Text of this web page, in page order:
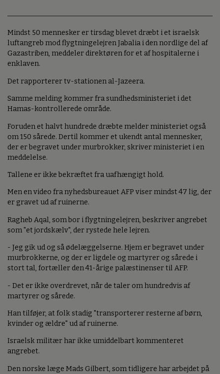
Mindst 50 mennesker er tirsdag blevet dræbt i et israelsk
luftangreb mod flygtningelejren Jabalia i den nordlige del af
Gazastriben, meddeler direktøren for et af hospitalerne i
enklaven.
Det rapporterer tv-stationen al-Jazeera.
Samme melding kommer fra sundhedsministeriet i det
Hamas-kontrollerede område.
Foruden et halvt hundrede dræbte melder ministeriet også
om 150 sårede. Dertil kommer et ukendt antal mennesker,
der er begravet under murbrokker, skriver ministeriet i en
meddelelse.
Tallene er ikke bekræftet fra uafhængigt hold.
Men en video fra nyhedsbureauet AFP viser mindst 47 lig, der
er gravet ud af ruinerne.
Ragheb Aqal, som bor i flygtningelejren, beskriver angrebet
som "et jordskælv", der rystede hele lejren.
- Jeg gik ud og så ødelæggelserne. Hjem er begravet under
murbrokkerne, og der er ligdele og martyrer og sårede i
stort tal, fortæller den 41-årige palæstinenser til AFP.
- Det er ikke overdrevet, når de taler om hundredvis af
martyrer og sårede.
Han tilføjer, at folk stadig "transporterer resterne af børn,
kvinder og ældre" ud af ruinerne.
Israelsk militær har ikke umiddelbart kommenteret
angrebet.
Den norske læge Mads Gilbert, som tidligere har arbejdet på